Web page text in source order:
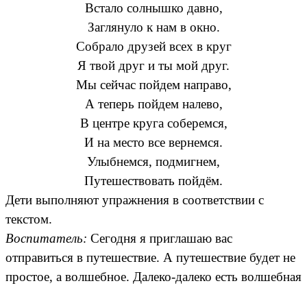
Встало солнышко давно,
Заглянуло к нам в окно.
Собрало друзей всех в круг
Я твой друг и ты мой друг.
Мы сейчас пойдем направо,
А теперь пойдем налево,
В центре круга соберемся,
И на место все вернемся.
Улыбнемся, подмигнем,
Путешествовать пойдём.
Дети выполняют упражнения в соответствии с
текстом.
Воспитатель: Сегодня я приглашаю вас
отправиться в путешествие. А путешествие будет не
простое, а волшебное. Далеко-далеко есть волшебная